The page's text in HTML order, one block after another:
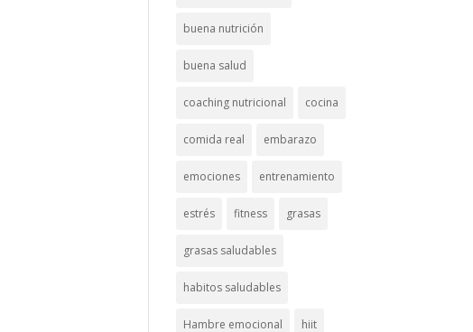
buena nutrición
buena salud
coaching nutricional cocina
comida real embarazo
emociones entrenamiento
estrés fitness grasas
grasas saludables
habitos saludables
Hambre emocional hiit